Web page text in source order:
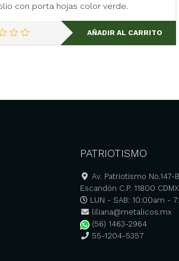
con porta hojas color verde.
AÑADIR AL CARRITO
PATRIOTISMO
Av. Patriotismo No.147-
Escandón C.P. 11800 CDMX
LUN - SAB: 10:00am -
liliana@metalicos.mx
(56) 1463-2964
55-1204-5357